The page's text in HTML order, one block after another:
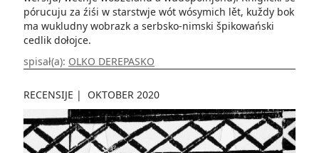
pórucuju za źiśi w starstwje wót wósymich lět, kuždy bok
ma wukludny wobrazk a serbsko-nimski špikowański
cedlik dołojce.
spisał(a): OLKO DEREPASKO
RECENSIJE | OKTOBER 2020